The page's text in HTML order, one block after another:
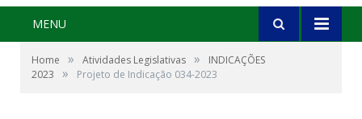
MENU
Home » Atividades Legislativas »
INDICAÇÕES
2023
» Projeto de Indicação 034-2023